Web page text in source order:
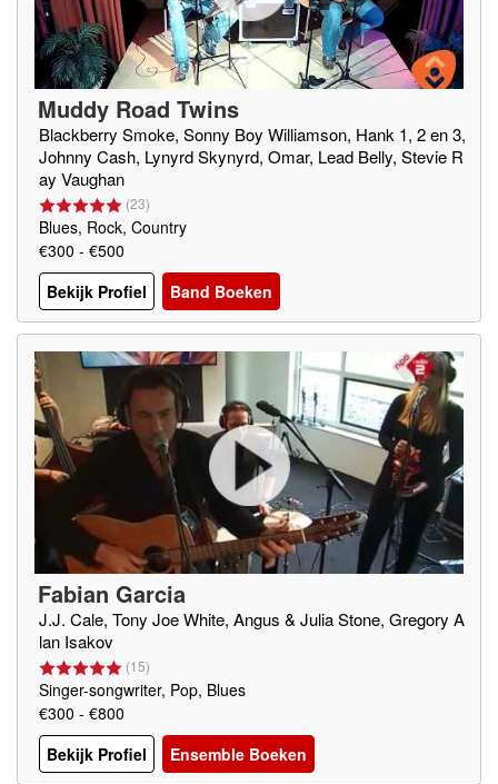
Muddy Road Twins
Blackberry Smoke, Sonny Boy Williamson, Hank 1, 2 en 3,
Johnny Cash, Lynyrd Skynyrd, Omar, Lead Belly, Stevie R
ay Vaughan
(23)
Blues, Rock, Country
€300 - €500
Bekijk Profiel
Band Boeken
Fabian Garcia
J.J. Cale, Tony Joe White, Angus & Julia Stone, Gregory A
lan Isakov
(15)
Singer-songwriter, Pop, Blues
€300 - €800
Bekijk Profiel
Ensemble Boeken